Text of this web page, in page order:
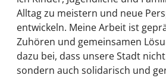
Alltag zu meistern und neue
entwickeln. Meine Arbeit ist
Zuhören und gemeinsamen
dazu bei, dass unsere Stadt
sondern auch solidarisch und